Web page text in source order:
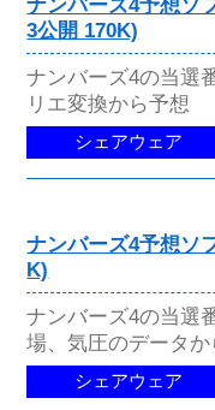
ナンバーズ4予想ソ
3公開 170K)
ナンバーズ4の当選
リエ変換から予想
シェアウェア
ナンバーズ4予想ソ
K)
ナンバーズ4の当選
場、気圧のデータか
シェアウェア